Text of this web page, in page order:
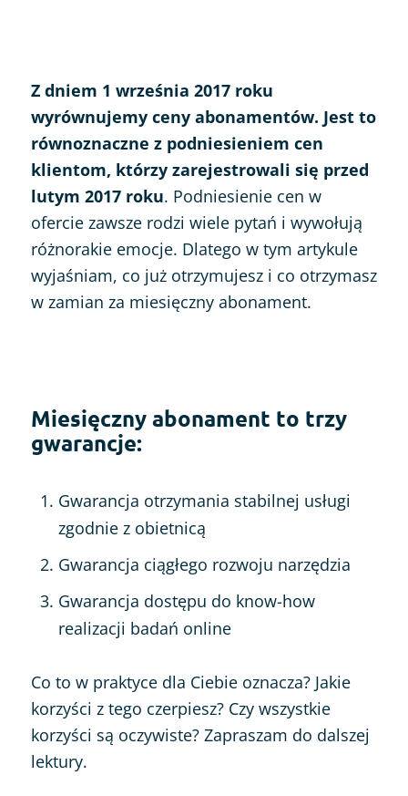
Z dniem 1 września 2017 roku
wyrównujemy ceny abonamentów. Jest to
równoznaczne z podniesieniem cen
klientom, którzy zarejestrowali się przed
lutym 2017 roku. Podniesienie cen w
ofercie zawsze rodzi wiele pytań i wywołują
różnorakie emocje. Dlatego w tym artykule
wyjaśniam, co już otrzymujesz i co otrzymasz
w zamian za miesięczny abonament.
Miesięczny abonament to trzy
gwarancje:
Gwarancja otrzymania stabilnej usługi
zgodnie z obietnicą
Gwarancja ciągłego rozwoju narzędzia
Gwarancja dostępu do know-how
realizacji badań online
Co to w praktyce dla Ciebie oznacza? Jakie
korzyści z tego czerpiesz? Czy wszystkie
korzyści są oczywiste? Zapraszam do dalszej
lektury.